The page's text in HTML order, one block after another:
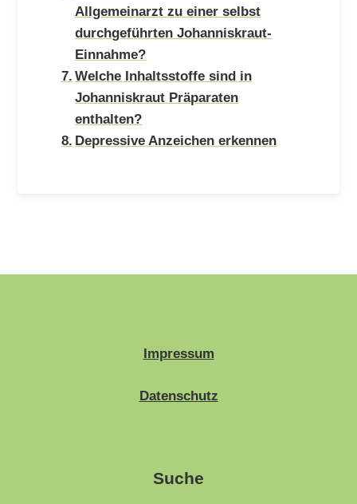
Allgemeinarzt zu einer selbst
durchgeführten Johanniskraut-
Einnahme?
Welche Inhaltsstoffe sind in
Johanniskraut Präparaten
enthalten?
Depressive Anzeichen erkennen
Impressum
Datenschutz
Suche